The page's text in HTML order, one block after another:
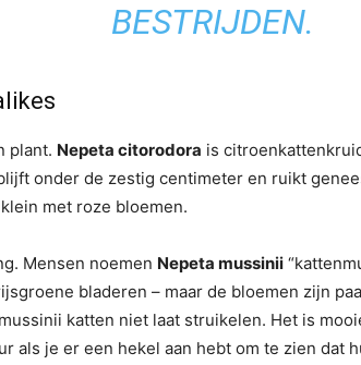
BESTRIJDEN.
plant. Nepeta citorodora is
onder de zestig centimeter en ruikt
met roze bloemen.
Mensen noemen Nepeta mussinii
bladeren – maar de bloemen zijn
katten niet laat struikelen. Het is
als je er een hekel aan hebt om te zien dat